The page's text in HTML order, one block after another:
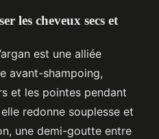
les cheveux secs et
est une alliée
avant-shampoing,
et les pointes pendant
redonne souplesse et
une demi-goutte entre